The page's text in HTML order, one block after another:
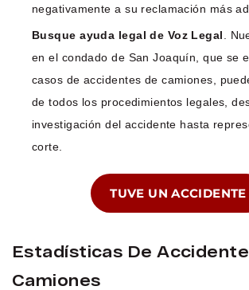
negativamente a su reclamación más
Busque ayuda legal de Voz Legal
.
en el condado de San Joaquín, que se
casos de accidentes de camiones,
de todos los procedimientos legales,
investigación del accidente hasta
corte.
TUVE UN ACCIDENTE
Estadísticas De
Camiones